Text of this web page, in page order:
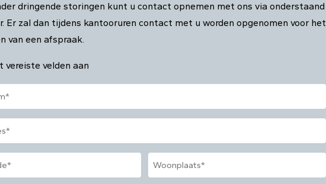
dringende storingen kunt u contact opnemen met ons via onderstaand
Er zal dan tijdens kantooruren contact met u worden opgenomen voor het
van een afspraak.
vereiste velden aan